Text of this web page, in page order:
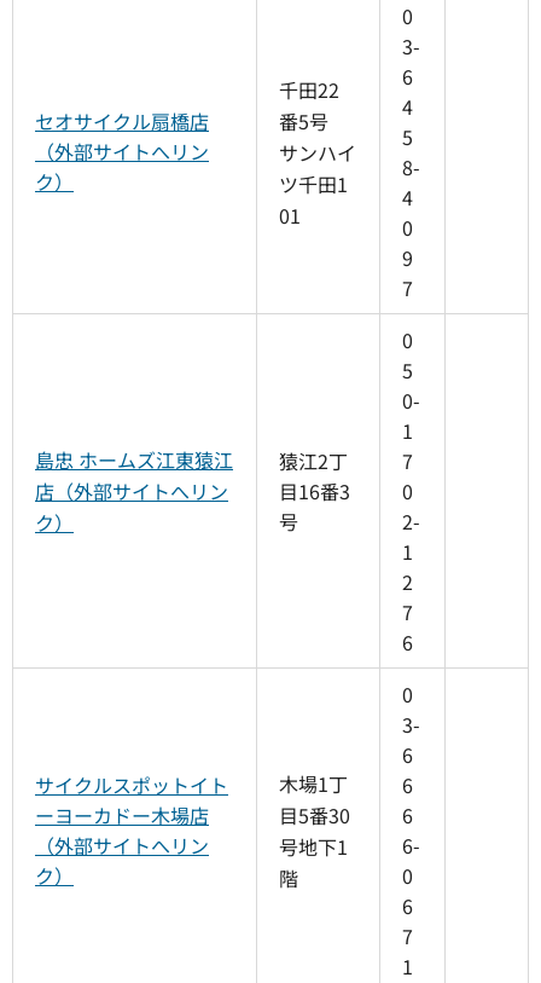
セオサイクル扇橋店
（外部サイトへリン
ク）
千田22
番5号
サンハイ
ツ千田1
01
0
3-
6
4
5
8-
4
0
9
7
島忠 ホームズ江東猿江
店（外部サイトへリン
ク）
猿江2丁
目16番3
号
0
5
0-
1
7
0
2-
1
2
7
6
サイクルスポットイト
ーヨーカドー木場店
（外部サイトへリン
ク）
木場1丁
目5番30
号地下1
階
0
3-
6
6
6
6-
0
6
7
1